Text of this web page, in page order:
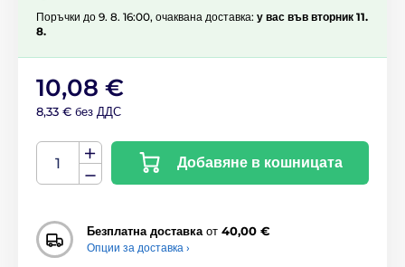
Поръчки до 9. 8. 16:00, очаквана доставка: у вас във вторник 11.
8.
10,08 €
8,33 € без ДДС
Добавяне в кошницата
Безплатна доставкаот 40,00 €
Опции за доставка ›